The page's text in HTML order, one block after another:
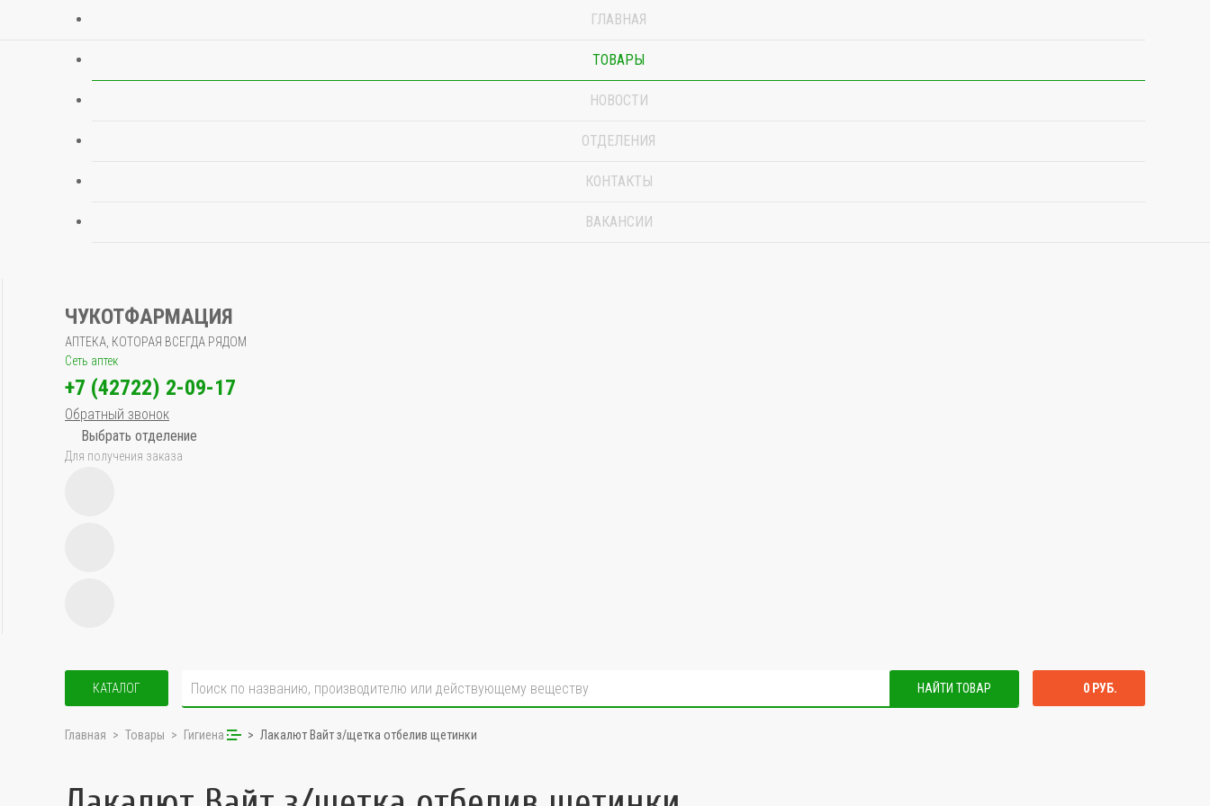
ГЛАВНАЯ
ТОВАРЫ
НОВОСТИ
ОТДЕЛЕНИЯ
КОНТАКТЫ
ВАКАНСИИ
ЧУКОТФАРМАЦИЯ
АПТЕКА, КОТОРАЯ ВСЕГДА РЯДОМ
Сеть аптек
+7 (42722) 2-09-17
Обратный звонок
Выбрать отделение
Для получения заказа
КАТАЛОГ НАЙТИ ТОВАР 0 РУБ.
Главная Товары Гигиена Лакалют Вайт з/щетка отбелив щетинки